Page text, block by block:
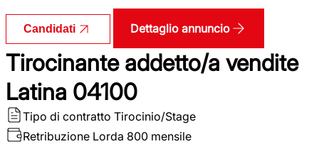
Candidati Dettaglio annuncio
Tirocinante addetto/a vendite
Latina 04100
Tipo di contratto Tirocinio/Stage
Retribuzione Lorda 800 mensile